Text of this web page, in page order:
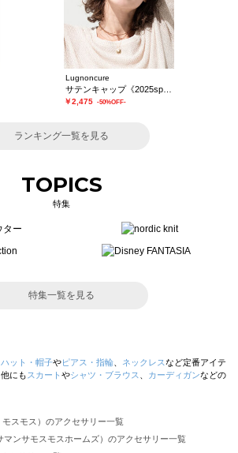
Lugnoncure
￥2,475 -50%OFF-
ランキング一覧を見る
TOPICS
特集
特集一覧を見る
ハット・帽子やピアス・指輪 ネックレスなど定番アイテ
にも スカート やシャツ・ブラウス カーディガンなどの
スモス）のアクセサリー一覧
マンサモスモスホームズ）のアクセサリー一覧